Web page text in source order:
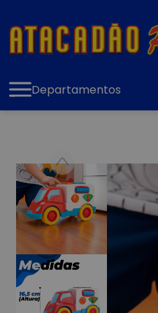
Departamentos